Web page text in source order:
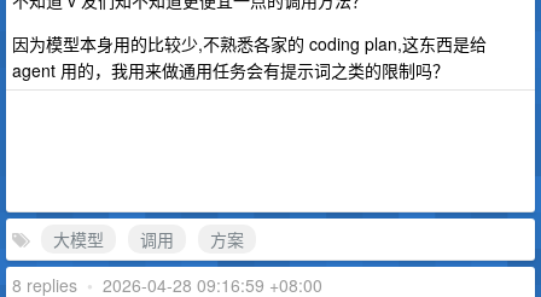
因为模型本身用的比较少,不熟悉各家的 coding plan,这东西是给
agent 用的，我用来做通用任务会有提示词之类的限制吗？
大模型 调用
方案
8 replies • 2026-04-28 09:16:59 +08:00